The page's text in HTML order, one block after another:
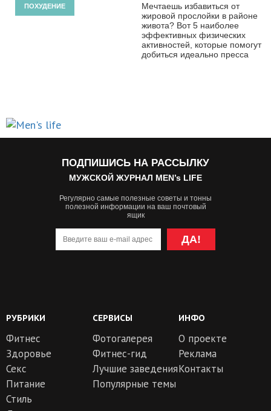
ПОХУДЕНИЕ
Мечтаешь избавиться от
жировой прослойки в районе
живота? Вот 5 наиболее
эффективных физических
активностей, которые помогут
добиться идеально пресса
ПОДПИШИСЬ НА РАССЫЛКУ
МУЖСКОЙ ЖУРНАЛ MEN’s LIFE
Регулярно самые полезные советы и тонны
полезной информации на ваш почтовый
ящик
ДА!
РУБРИКИ
Фитнес
Здоровье
Секс
Питание
Стиль
СЕРВИСЫ
Фотогалерея
Фитнес-гид
Лучшие заведения
Популярные темы
ИНФО
О проекте
Реклама
Контакты